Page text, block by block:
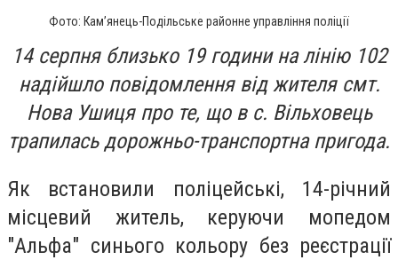
Фото: Кам’янець-Подільське районне управління поліції
14 серпня близько 19 години на лінію 102
надійшло повідомлення від жителя смт.
Нова Ушиця про те, що в с. Вільховець
трапилась дорожньо-транспортна пригода.
Як встановили поліцейські, 14-річний
місцевий житель, керуючи мопедом
"Альфа" синього кольору без реєстрації